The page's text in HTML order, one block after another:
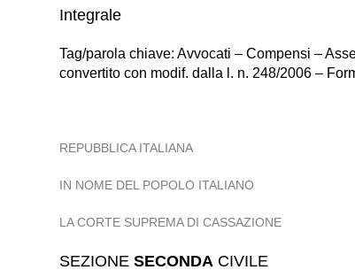
Integrale
Tag/parola chiave: Avvocati – Compensi –
convertito con modif. dalla l. n. 248/2006 –
REPUBBLICA ITALIANA
IN NOME DEL POPOLO ITALIANO
LA CORTE SUPREMA DI CASSAZIONE
SEZIONESECONDA CIVILE